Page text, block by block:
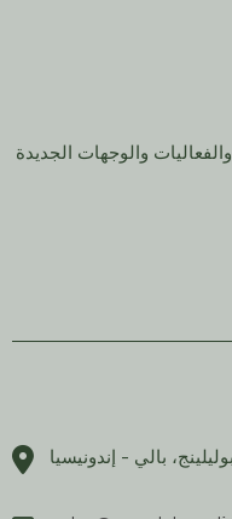
والوجهات الجديدة
بالي - إندونيسيا